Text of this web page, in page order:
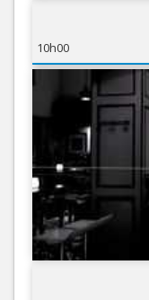
10h00